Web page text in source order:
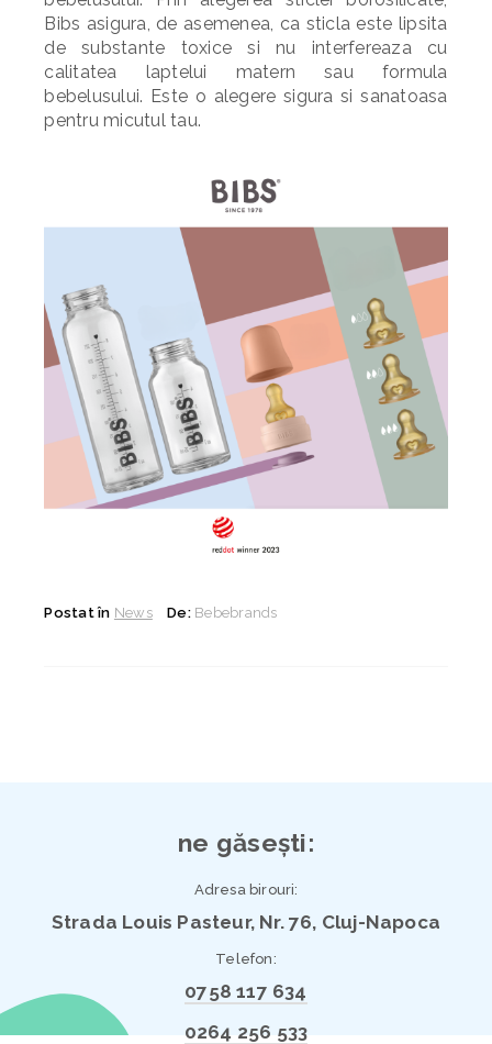
Bibs asigura, de asemenea, ca sticla este lipsita
de substante toxice si nu interfereaza cu
calitatea laptelui matern sau formula
bebelusului. Este o alegere sigura si sanatoasa
pentru micutul tau.
Postat în News De: Bebebrands
ne găsești:
Adresa birouri:
Strada Louis Pasteur, Nr. 76, Cluj-Napoca
Telefon:
0758 117 634
0264 256 533